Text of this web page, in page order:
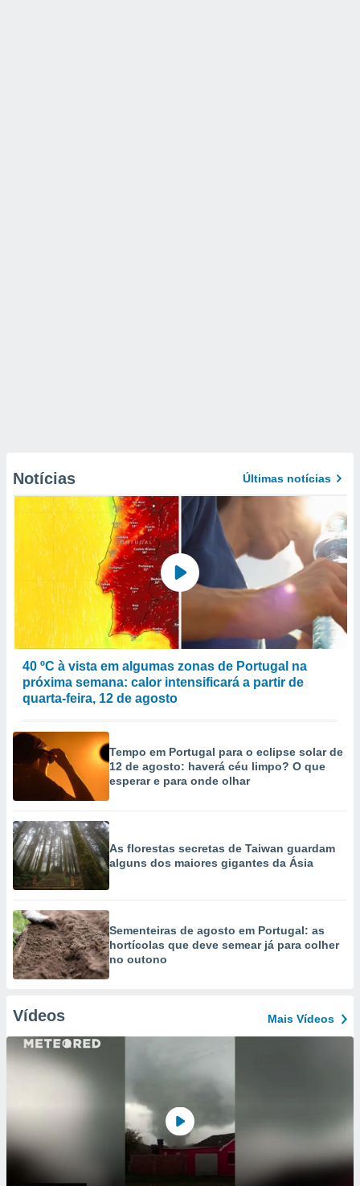
Notícias Últimas notícias
40 ºC à vista em algumas zonas de Portugal na
próxima semana: calor intensificará a partir de
quarta-feira, 12 de agosto
Tempo em Portugal para o eclipse solar de
12 de agosto: haverá céu limpo? O que
esperar e para onde olhar
As florestas secretas de Taiwan guardam
alguns dos maiores gigantes da Ásia
Sementeiras de agosto em Portugal: as
hortícolas que deve semear já para colher
no outono
Vídeos Mais Vídeos